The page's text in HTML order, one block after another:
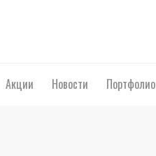
Акции Новости Портфолио